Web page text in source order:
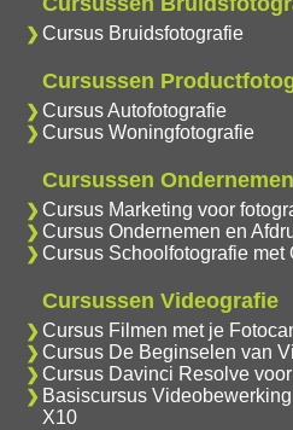
Cursus Bruidsfotografie
Cursussen
Cursus Autofotografie
Cursus Woningfotografie
Cursussen Ondernemen
Cursus Marketing voor
Cursus Ondernemen en
Cursus Schoolfotografie met
Cursussen Videografie
Cursus Filmen met je
Cursus De Beginselen van
Cursus Davinci Resolve
Basiscursus
X10